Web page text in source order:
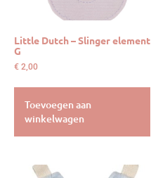
Little Dutch – Slinger element
G
€ 2,00
Toevoegen aan
winkelwagen